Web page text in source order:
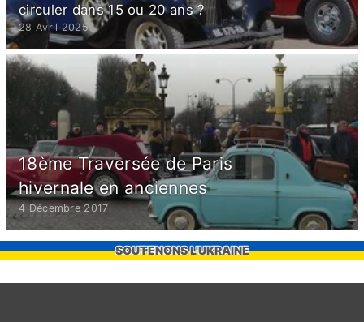
circuler dans 15 ou 20 ans ?
28 Avril 2025
18ème Traversée de Paris
hivernale en anciennes
4 Décembre 2017
SOUTENONS L'UKRAINE